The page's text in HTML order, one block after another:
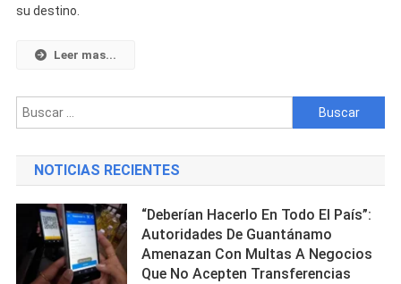
Conductor
Salir
En
Auto
De
Turismo
su destino.
Leer mas...
Buscar:
NOTICIAS RECIENTES
“Deberían Hacerlo En Todo El País”:
Autoridades De Guantánamo
Amenazan Con Multas A Negocios
Que No Acepten Transferencias